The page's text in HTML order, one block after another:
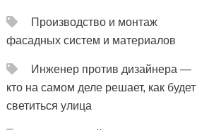
Производство и монтаж
фасадных систем и материалов
Инженер против дизайнера —
кто на самом деле решает, как будет
светиться улица